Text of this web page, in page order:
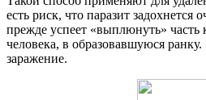
есть риск, что паразит задохнется
прежде успеет «выплюнуть» часть
человека, в образовавшуюся
заражение.